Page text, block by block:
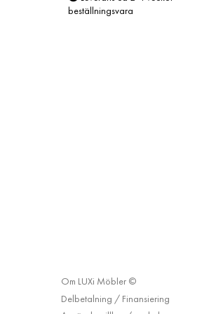
beställningsvara
Om LUXi Möbler ©
Delbetalning / Finansiering